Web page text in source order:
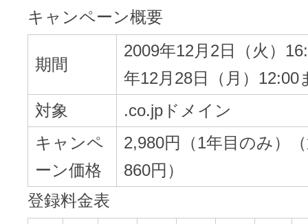
メール配信システム
月869円～で配信し放題 販売促進や
得に！
メールマーケティング
ドメインでお小遣い稼ぎ
ドメインパーキング
メール転送/URL転送
メンテナンスと障害情報のお知らせ
メンテナンス・障害情報
お問い合わせ
メール・電話・チャットはこ
キャンペーン概要
期間
2009年12月2日（火）
年12月28日（月）12:00
対象
.co.jpドメイン
キャンペ
ーン価格
2,980円（1年目のみ）
860円）
登録料金表